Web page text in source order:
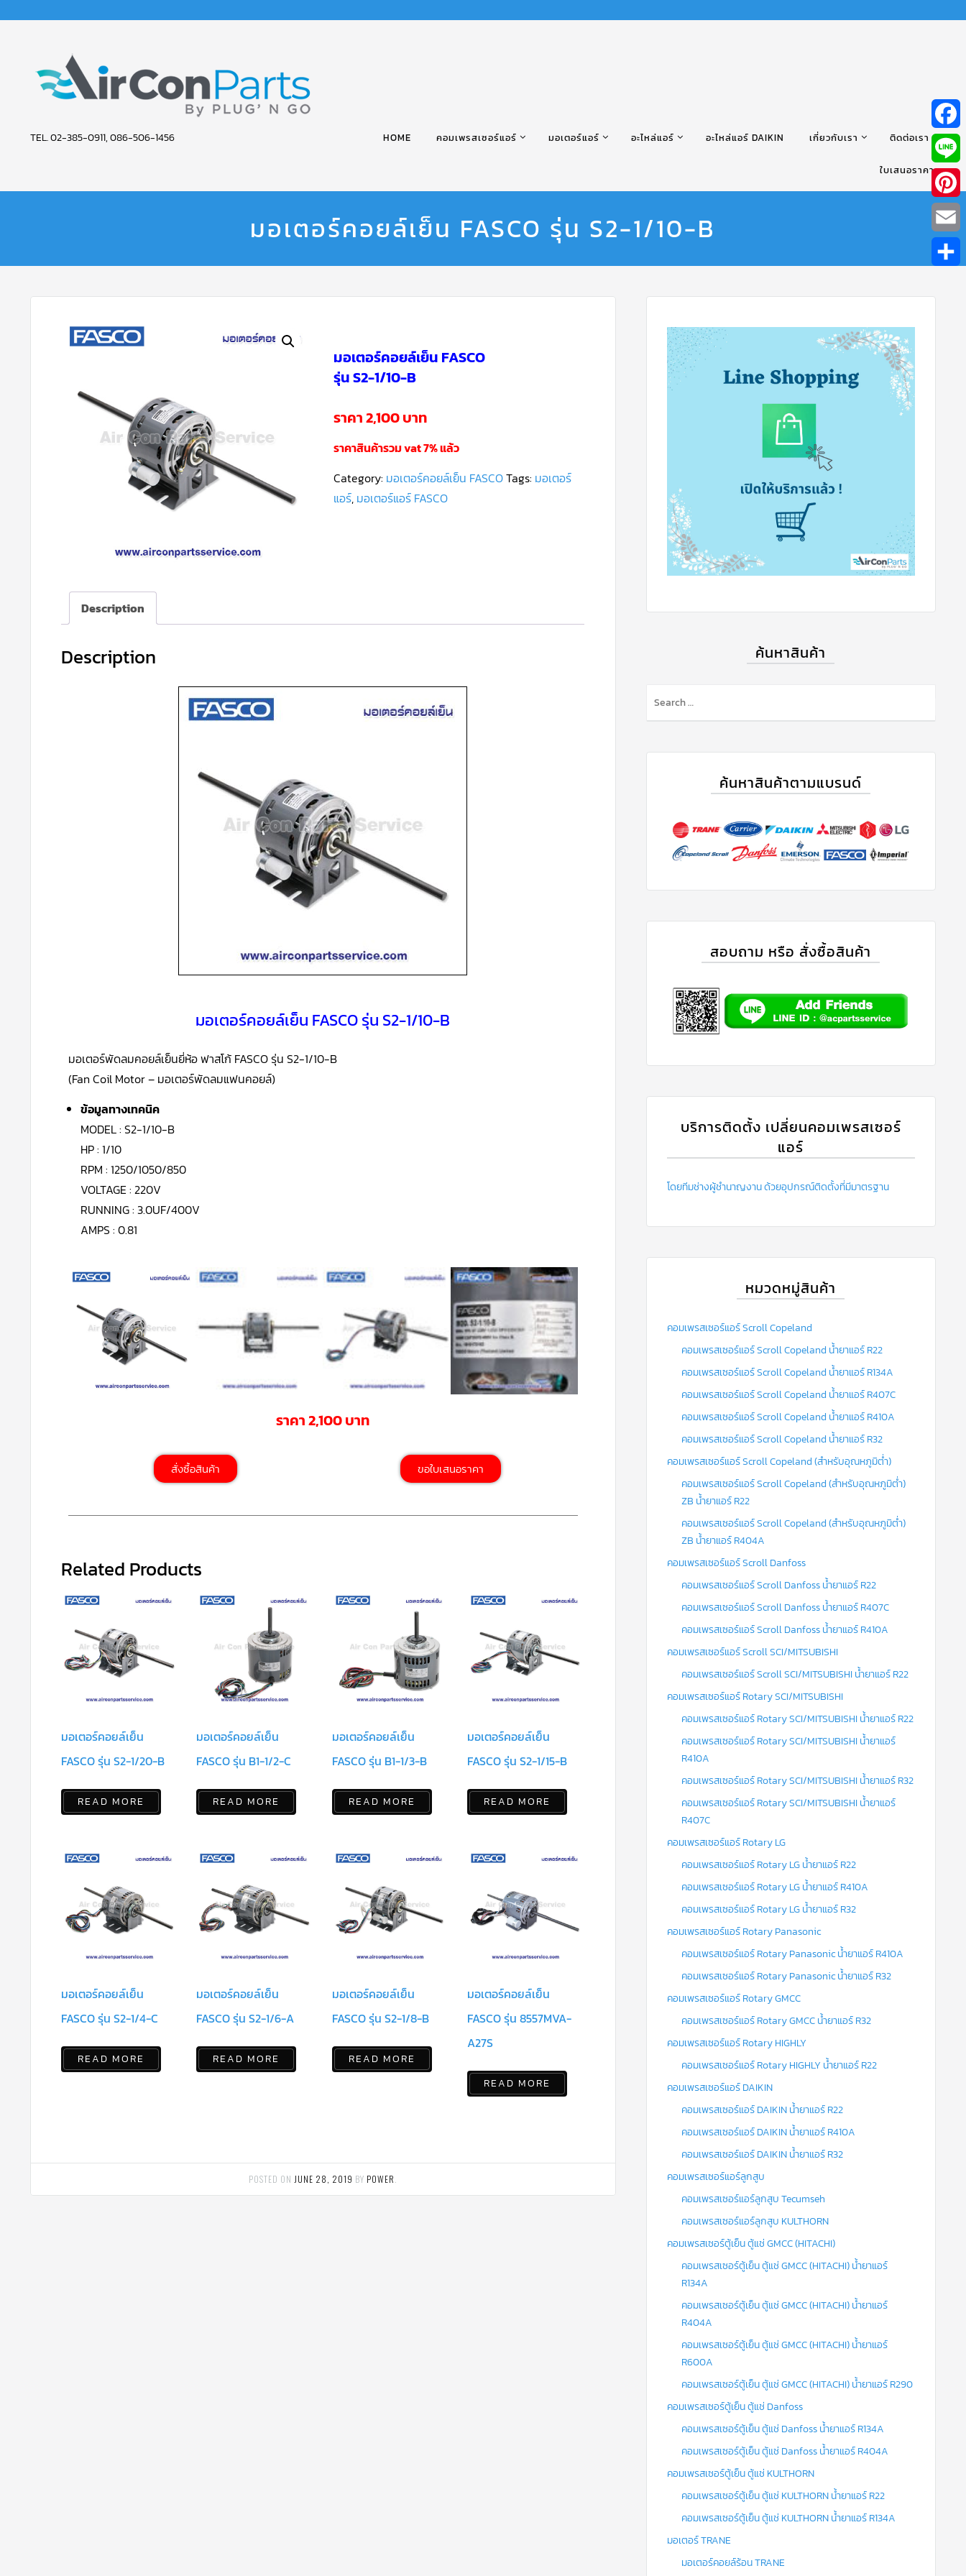
AIR
PARTS
TEL. 02-385-0911, 086-506-1456 HOME คอมเพรสเซอร์แอร์ มอเตอร์แอร์ อะไหล่แอร์ อะไหล่แอร์ DAIKIN เกี่ยวกับเรา ติดต่อเรา
ใบเสนอราคา
มอเตอร์คอยล์เย็น FASCO รุ่น S2-1/10-B
มอเตอร์คอยล์เย็น FASCO
รุ่น S2-1/10-B
ราคา 2,100 บาท
ราคาสินค้ารวม vat 7% แล้ว
Category: มอเตอร์คอยล์เย็น FASCOTags: มอเตอร์
แอร์, มอเตอร์แอร์ FASCO
Description
Description
มอเตอร์คอยล์เย็น FASCO รุ่น S2-1/10-B
มอเตอร์พัดลมคอยล์เย็นยี่ห้อ ฟาสโก้ FASCO รุ่น S2-1/10-B
(Fan Coil Motor – มอเตอร์พัดลมแฟนคอยล์)
ข้อมูลทางเทคนิค
MODEL : S2-1/10-B
HP : 1/10
RPM : 1250/1050/850
VOLTAGE : 220V
RUNNING : 3.0UF/400V
AMPS : 0.81
ราคา 2,100 บาท
สั่งซื้อสินค้า ขอใบเสนอราคา
Related Products
มอเตอร์คอยล์เย็น
FASCO รุ่น S2-1/20-B
READ MORE
มอเตอร์คอยล์เย็น
FASCO รุ่น B1-1/2-C
READ MORE
มอเตอร์คอยล์เย็น
FASCO รุ่น B1-1/3-B
READ MORE
มอเตอร์คอยล์เย็น
FASCO รุ่น S2-1/15-B
READ MORE
มอเตอร์คอยล์เย็น
FASCO รุ่น S2-1/4-C
READ MORE
มอเตอร์คอยล์เย็น
FASCO รุ่น S2-1/6-A
READ MORE
มอเตอร์คอยล์เย็น
FASCO รุ่น S2-1/8-B
READ MORE
มอเตอร์คอยล์เย็น
FASCO รุ่น 8557MVA-
A27S
READ MORE
POSTED ON JUNE 28, 2019 BY POWER
ค้นหาสินค้า
ค้นหาสินค้าตามแบรนด์
สอบถาม หรือ สั่งซื้อสินค้า
บริการติดตั้ง เปลี่ยนคอมเพรสเซอร์
แอร์
โดยทีมช่างผู้ชำนาญงาน ด้วยอุปกรณ์ติดตั้งที่มีมาตรฐาน
หมวดหมู่สินค้า
คอมเพรสเซอร์แอร์ Scroll Copeland
คอมเพรสเซอร์แอร์ Scroll Copeland น้ำยาแอร์ R22
คอมเพรสเซอร์แอร์ Scroll Copeland น้ำยาแอร์ R134A
คอมเพรสเซอร์แอร์ Scroll Copeland น้ำยาแอร์ R407C
คอมเพรสเซอร์แอร์ Scroll Copeland น้ำยาแอร์ R410A
คอมเพรสเซอร์แอร์ Scroll Copeland น้ำยาแอร์ R32
คอมเพรสเซอร์แอร์ Scroll Copeland (สำหรับอุณหภูมิต่ำ)
คอมเพรสเซอร์แอร์ Scroll Copeland (สำหรับอุณหภูมิต่ำ)
ZB น้ำยาแอร์ R22
คอมเพรสเซอร์แอร์ Scroll Copeland (สำหรับอุณหภูมิต่ำ)
ZB น้ำยาแอร์ R404A
คอมเพรสเซอร์แอร์ Scroll Danfoss
คอมเพรสเซอร์แอร์ Scroll Danfoss น้ำยาแอร์ R22
คอมเพรสเซอร์แอร์ Scroll Danfoss น้ำยาแอร์ R407C
คอมเพรสเซอร์แอร์ Scroll Danfoss น้ำยาแอร์ R410A
คอมเพรสเซอร์แอร์ Scroll SCI/MITSUBISHI
คอมเพรสเซอร์แอร์ Scroll SCI/MITSUBISHI น้ำยาแอร์ R22
คอมเพรสเซอร์แอร์ Rotary SCI/MITSUBISHI
คอมเพรสเซอร์แอร์ Rotary SCI/MITSUBISHI น้ำยาแอร์ R22
คอมเพรสเซอร์แอร์ Rotary SCI/MITSUBISHI น้ำยาแอร์
R410A
คอมเพรสเซอร์แอร์ Rotary SCI/MITSUBISHI น้ำยาแอร์ R32
คอมเพรสเซอร์แอร์ Rotary SCI/MITSUBISHI น้ำยาแอร์
R407C
คอมเพรสเซอร์แอร์ Rotary LG
คอมเพรสเซอร์แอร์ Rotary LG น้ำยาแอร์ R22
คอมเพรสเซอร์แอร์ Rotary LG น้ำยาแอร์ R410A
คอมเพรสเซอร์แอร์ Rotary LG น้ำยาแอร์ R32
คอมเพรสเซอร์แอร์ Rotary Panasonic
คอมเพรสเซอร์แอร์ Rotary Panasonic น้ำยาแอร์ R410A
คอมเพรสเซอร์แอร์ Rotary Panasonic น้ำยาแอร์ R32
คอมเพรสเซอร์แอร์ Rotary GMCC
คอมเพรสเซอร์แอร์ Rotary GMCC น้ำยาแอร์ R32
คอมเพรสเซอร์แอร์ Rotary HIGHLY
คอมเพรสเซอร์แอร์ Rotary HIGHLY น้ำยาแอร์ R22
คอมเพรสเซอร์แอร์ DAIKIN
คอมเพรสเซอร์แอร์ DAIKIN น้ำยาแอร์ R22
คอมเพรสเซอร์แอร์ DAIKIN น้ำยาแอร์ R410A
คอมเพรสเซอร์แอร์ DAIKIN น้ำยาแอร์ R32
คอมเพรสเซอร์แอร์ลูกสูบ
คอมเพรสเซอร์แอร์ลูกสูบ Tecumseh
คอมเพรสเซอร์แอร์ลูกสูบ KULTHORN
คอมเพรสเซอร์ตู้เย็น ตู้แช่ GMCC (HITACHI)
คอมเพรสเซอร์ตู้เย็น ตู้แช่ GMCC (HITACHI) น้ำยาแอร์
R134A
คอมเพรสเซอร์ตู้เย็น ตู้แช่ GMCC (HITACHI) น้ำยาแอร์
R404A
คอมเพรสเซอร์ตู้เย็น ตู้แช่ GMCC (HITACHI) น้ำยาแอร์
R600A
คอมเพรสเซอร์ตู้เย็น ตู้แช่ GMCC (HITACHI) น้ำยาแอร์ R290
คอมเพรสเซอร์ตู้เย็น ตู้แช่ Danfoss
คอมเพรสเซอร์ตู้เย็น ตู้แช่ Danfoss น้ำยาแอร์ R134A
คอมเพรสเซอร์ตู้เย็น ตู้แช่ Danfoss น้ำยาแอร์ R404A
คอมเพรสเซอร์ตู้เย็น ตู้แช่ KULTHORN
คอมเพรสเซอร์ตู้เย็น ตู้แช่ KULTHORN น้ำยาแอร์ R22
คอมเพรสเซอร์ตู้เย็น ตู้แช่ KULTHORN น้ำยาแอร์ R134A
มอเตอร์ TRANE
มอเตอร์คอยล์ร้อน TRANE
Line
Email